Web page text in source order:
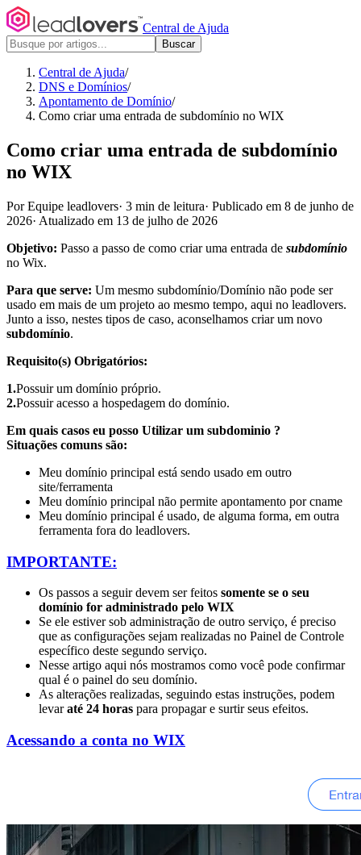
Central de Ajuda
Buscar
Central de Ajuda/
DNS e Domínios/
Apontamento de Domínio/
Como criar uma entrada de subdomínio no WIX
Como criar uma entrada de subdomínio
no WIX
Por Equipe leadlovers· 3 min de leitura· Publicado em 8 de junho de
2026· Atualizado em 13 de julho de 2026
Objetivo: Passo a passo de como criar uma entrada de subdomínio
no Wix.
Para que serve: Um mesmo subdomínio/Domínio não pode ser
usado em mais de um projeto ao mesmo tempo, aqui no leadlovers.
Junto a isso, nestes tipos de caso, aconselhamos criar um novo
subdomínio.
Requisito(s) Obrigatórios:
1.Possuir um domínio próprio.
2.Possuir acesso a hospedagem do domínio.
Em quais casos eu posso Utilizar um subdominio ?
Situações comuns são:
Meu domínio principal está sendo usado em outro
site/ferramenta
Meu domínio principal não permite apontamento por cname
Meu domínio principal é usado, de alguma forma, em outra
ferramenta fora do leadlovers.
IMPORTANTE:
Os passos a seguir devem ser feitos somente se o seu
domínio for administrado pelo WIX
Se ele estiver sob administração de outro serviço, é preciso
que as configurações sejam realizadas no Painel de Controle
específico deste segundo serviço.
Nesse artigo aqui nós mostramos como você pode confirmar
qual é o painel do seu domínio.
As alterações realizadas, seguindo estas instruções, podem
levaraté 24 horas para propagar e surtir seus efeitos.
Acessando a conta no WIX